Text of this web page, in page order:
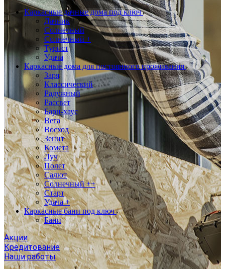
Каркасные дачные дома под ключ
Дачник
Солнечный
Солнечный +
Турист
Удача
Каркасные дома для постоянного проживания
Заря
Классический
Радужный
Рассвет
Барн-хаус
Вега
Восход
Зенит
Комета
Луч
Полет
Салют
Солнечный ++
Старт
Удача +
Каркасные бани под ключ
Бани
Акции
Кредитование
Наши работы